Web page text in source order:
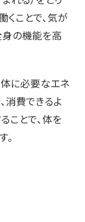
くことで、気が
身の機能を高
に必要なエネ
消費できるよ
ことで、体を